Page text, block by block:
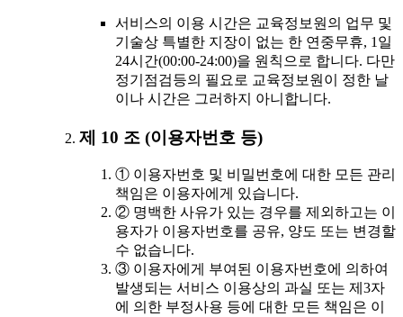
서비스의 이용 시간은 교육정보원의 업무 및
기술상 특별한 지장이 없는 한 연중무휴, 1일
24시간(00:00-24:00)을 원칙으로 합니다. 다만
정기점검등의 필요로 교육정보원이 정한 날
이나 시간은 그러하지 아니합니다.
제 10 조 (이용자번호 등)
① 이용자번호 및 비밀번호에 대한 모든 관리
책임은 이용자에게 있습니다.
② 명백한 사유가 있는 경우를 제외하고는 이
용자가 이용자번호를 공유, 양도 또는 변경할
수 없습니다.
③ 이용자에게 부여된 이용자번호에 의하여
발생되는 서비스 이용상의 과실 또는 제3자
에 의한 부정사용 등에 대한 모든 책임은 이